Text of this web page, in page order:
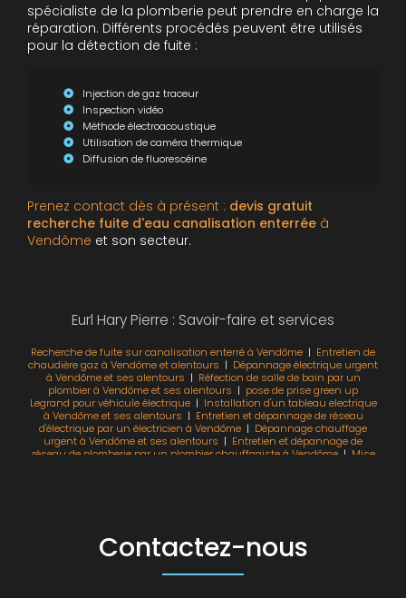
spécialiste de la plomberie peut prendre en charge la
réparation. Différents procédés peuvent être utilisés
pour la détection de fuite :
Injection de gaz traceur
Inspection vidéo
Méthode électroacoustique
Utilisation de caméra thermique
Diffusion de fluorescéine
Prenez contact dès à présent : devis gratuit
recherche fuite d'eau canalisation enterrée à
Vendôme et son secteur.
Eurl Hary Pierre : Savoir-faire et services
Recherche de fuite sur canalisation enterré à Vendôme | Entretien de
chaudière gaz à Vendôme et alentours | Dépannage électrique urgent
à Vendôme et ses alentours | Réfection de salle de bain par un
plombier à Vendôme et ses alentours | pose de prise green up
Legrand pour véhicule électrique| Installation d'un tableau electrique
à Vendôme et ses alentours | Entretien et dépannage de réseau
d'électrique par un électricien à Vendôme | Dépannage chauffage
urgent à Vendôme et ses alentours | Entretien et dépannage de
réseau de plomberie par un plombier chauffagiste à Vendôme| Mise
Dépannage plomberie urgent à Vendôme et ses alentours
Contactez-nous